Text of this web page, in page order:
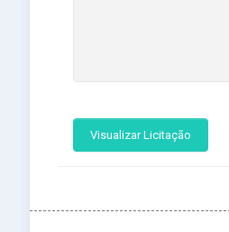
Visualizar Licitação